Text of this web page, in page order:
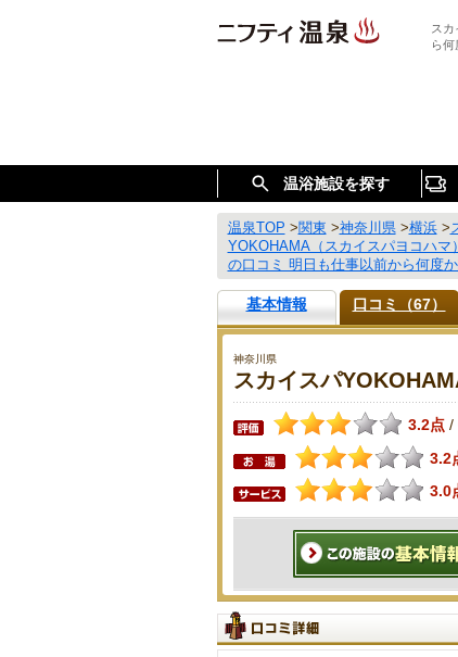
ス
ら何
温浴施設を探す
温泉TOP >関東 >神奈川県>横浜>
YOKOHAMA（スカイスパヨコハマ
の口コミ 明日も仕事以前から何度
基本情報 口コミ（67）
神奈川県
スカイスパ
3.2点 /
3.2
3.0